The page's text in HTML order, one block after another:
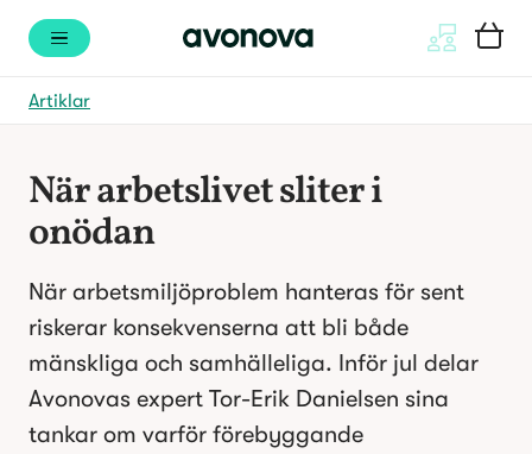
Artiklar
När arbetslivet sliter i
onödan
När arbetsmiljöproblem hanteras för sent
riskerar konsekvenserna att bli både
mänskliga och samhälleliga. Inför jul delar
Avonovas expert Tor-Erik Danielsen sina
tankar om varför förebyggande